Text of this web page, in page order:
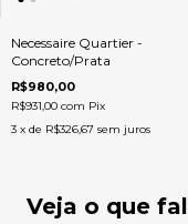
Necessaire Quartier -
Concreto/Prata
R$980,00
R$931,00 com Pix
3 x de R$326,67 sem juros
Veja o que